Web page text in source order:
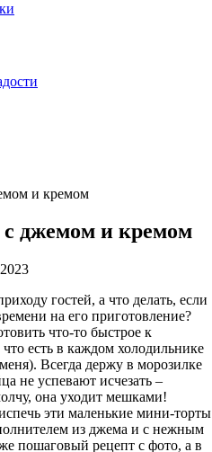
и кремом
джемом и кремом
гостей, а что делать, если
на его приготовление?
что-то быстрое к
есть в каждом холодильнике
Всегда держу в морозилке
не успевают исчезать –
она уходит мешками!
эти маленькие мини-торты
из джема и с нежным
пошаговый рецепт с фото, а в